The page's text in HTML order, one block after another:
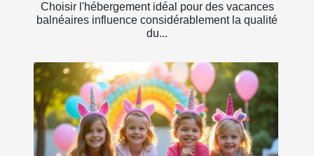
Choisir l'hébergement idéal pour des vacances
balnéaires influence considérablement la qualité
du...